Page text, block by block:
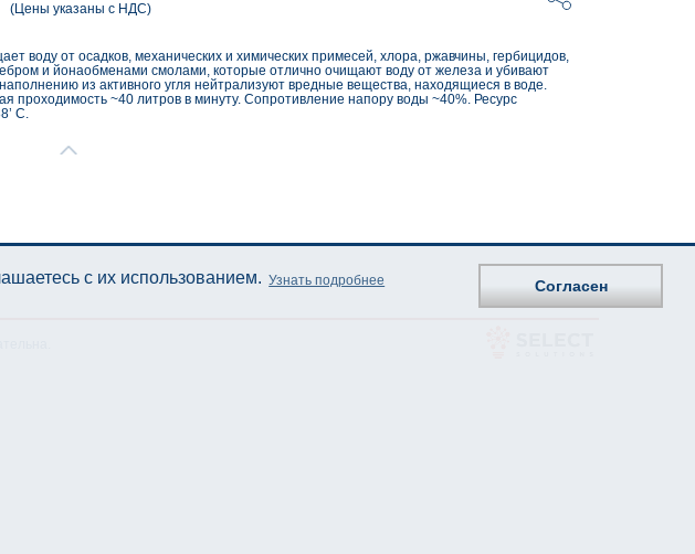
(Цены указаны с НДС)
воду от осадков, механических и химических примесей, хлора, ржавчины, гербицидов,
и йонаобменами смолами, которые отлично очищают воду от железа и убивают
из активного угля нейтрализуют вредные вещества, находящиеся в воде.
~40 литров в минуту. Сопротивление напору воды ~40%. Ресурс
С.
с их использованием. Узнать подробнее Согласен